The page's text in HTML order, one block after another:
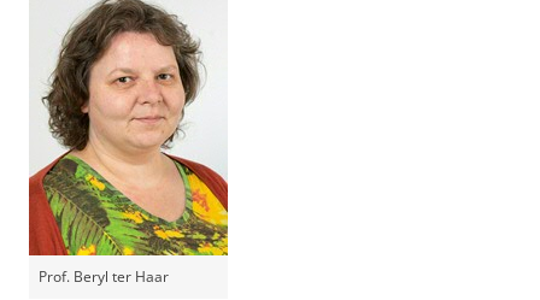
Prof. Beryl ter Haar